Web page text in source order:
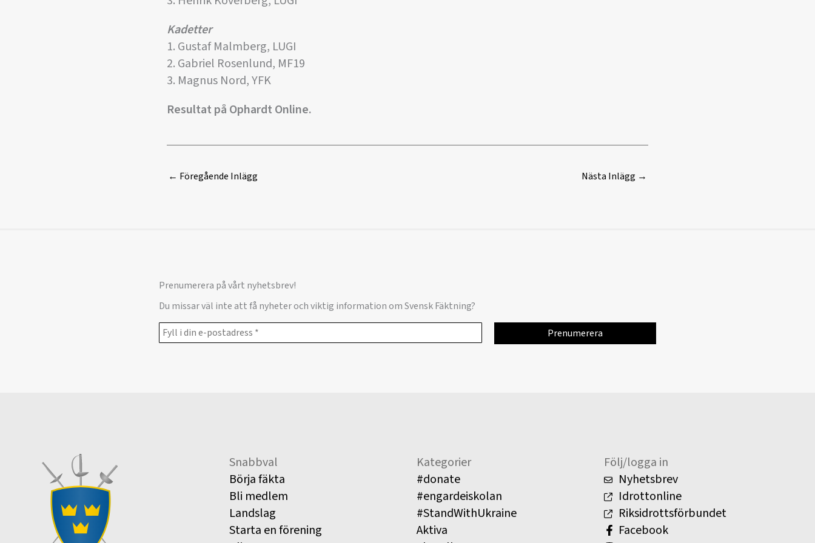
Kadetter
1. Gustaf Malmberg, LUGI
2. Gabriel Rosenlund, MF19
3. Magnus Nord, YFK
Resultat på Ophardt Online.
← Föregående Inlägg Nästa Inlägg →
Prenumerera på vårt nyhetsbrev!
Du missar väl inte att få nyheter och viktig information om Svensk Fäktning?
Snabbval
Börja fäkta
Bli medlem
Landslag
Starta en förening
Kategorier
#donate
#engardeiskolan
#StandWithUkraine
Aktiva
Följ/logga in
Nyhetsbrev
Idrottonline
Riksidrottsförbundet
Facebook